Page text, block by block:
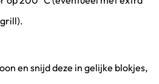
aan te vinken
en snijd deze in gelijke blokjes,